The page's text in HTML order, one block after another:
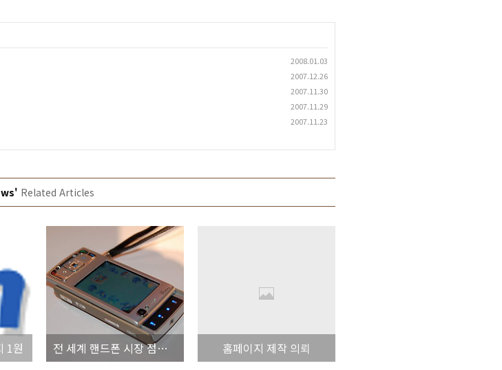
2008.01.03
2007.12.26
2007.11.30
2007.11.29
2007.11.23
Related Articles
1원 전 세계 핸드폰 시장 점유율-삼성이 2위로.. 홈페이지 제작 의뢰